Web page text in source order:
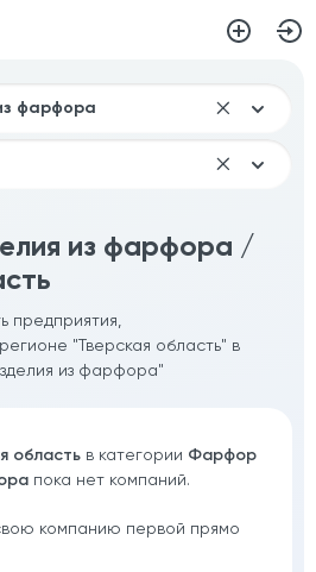
из фарфора /
предприятия,
"Тверская область" в
из фарфора"
область в категории Фарфор
пока нет компаний.
компанию первой прямо